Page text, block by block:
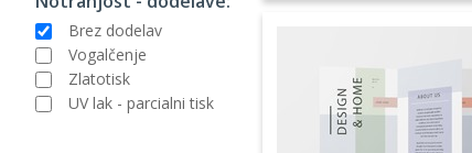
Brez dodelav
Vogalčenje
Zlatotisk
UV lak - parcialni tisk